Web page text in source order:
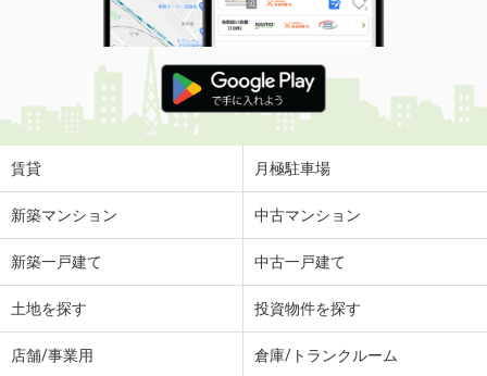
賃貸 月極駐車場
新築マンション 中古マンション
新築一戸建て 中古一戸建て
土地を探す 投資物件を探す
店舗/事業用 倉庫/トランクルーム